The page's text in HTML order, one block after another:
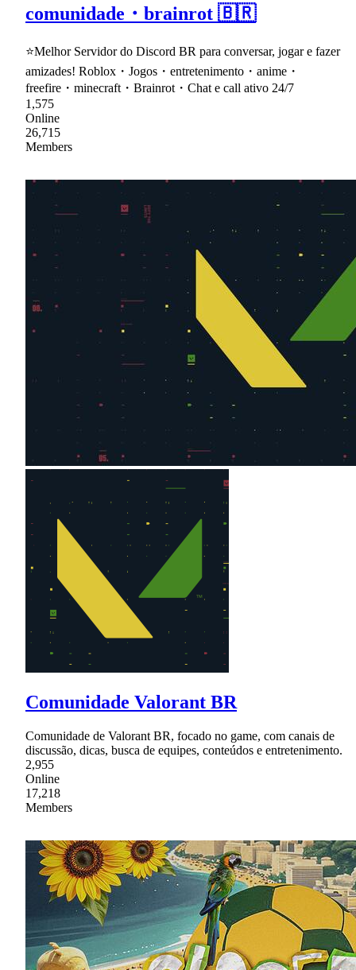
comunidade・brainrot 🇧🇷
⭐Melhor Servidor do Discord BR para conversar, jogar e fazer
amizades! Roblox・Jogos・entretenimento・anime・
freefire・minecraft・Brainrot・Chat e call ativo 24/7
1,575
Online
26,715
Members
Comunidade Valorant BR
Comunidade de Valorant BR, focado no game, com canais de
discussão, dicas, busca de equipes, conteúdos e entretenimento.
2,955
Online
17,218
Members